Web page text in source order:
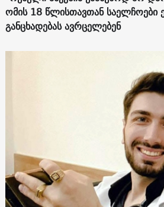
ომის 18 წლისთავთან
განცხადებას ავრცელებენ